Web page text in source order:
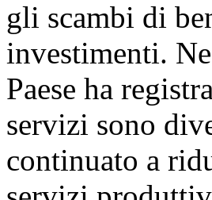
gli scambi di
investimenti.
Paese ha
servizi sono
continuato a